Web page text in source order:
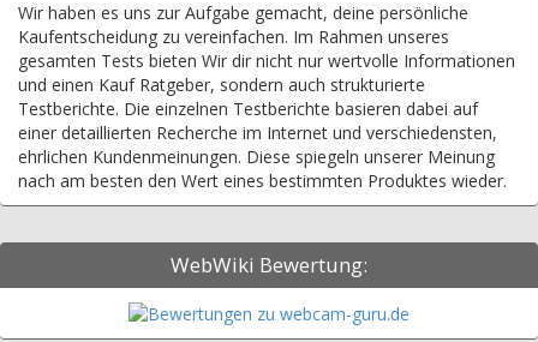
Wir haben es uns zur Aufgabe gemacht, deine persönliche
Kaufentscheidung zu vereinfachen. Im Rahmen unseres
gesamten Tests bieten Wir dir nicht nur wertvolle Informationen
und einen Kauf Ratgeber, sondern auch strukturierte
Testberichte. Die einzelnen Testberichte basieren dabei auf
einer detaillierten Recherche im Internet und verschiedensten,
ehrlichen Kundenmeinungen. Diese spiegeln unserer Meinung
nach am besten den Wert eines bestimmten Produktes wieder.
WebWiki Bewertung: